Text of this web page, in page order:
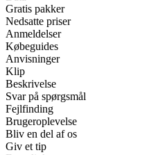
Gratis pakker
Nedsatte priser
Anmeldelser
Købeguides
Anvisninger
Klip
Beskrivelse
Svar på spørgsmål
Fejlfinding
Brugeroplevelse
Bliv en del af os
Giv et tip